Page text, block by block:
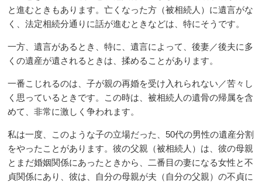
と進むときもあります。亡くなった方（被相続人）に遺言がな
く、法定相続分通りに話が進むときなどは、特にそうです。
一方、遺言があるとき、特に、遺言によって、後妻／後夫に多
くの遺産が遺されるときは、揉めることがあります。
一番こじれるのは、子が親の再婚を受け入れられない／苦々し
く思っているときです。この時は、被相続人の遺骨の帰属を含
めて、非常に激しく争われます。
私は一度、このような子の立場だった、50代の男性の遺産分割
をやったことがあります。彼の父親（被相続人）は、彼の母親
とまだ婚姻関係にあったときから、二番目の妻になる女性と不
貞関係にあり、彼は、自分の母親が夫（自分の父親）の不貞に